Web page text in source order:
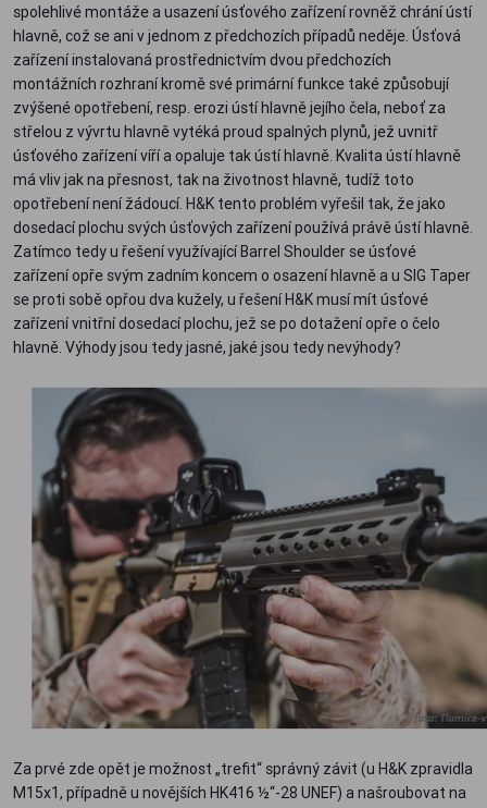
spolehlivé montáže a usazení úsťového zařízení rovněž chrání ústí
hlavně, což se ani v jednom z předchozích případů neděje. Úsťová
zařízení instalovaná prostřednictvím dvou předchozích
montážních rozhraní kromě své primární funkce také způsobují
zvýšené opotřebení, resp. erozi ústí hlavně jejího čela, neboť za
střelou z vývrtu hlavně vytéká proud spalných plynů, jež uvnitř
úsťového zařízení víří a opaluje tak ústí hlavně. Kvalita ústí hlavně
má vliv jak na přesnost, tak na životnost hlavně, tudíž toto
opotřebení není žádoucí. H&K tento problém vyřešil tak, že jako
dosedací plochu svých úsťových zařízení používá právě ústí hlavně.
Zatímco tedy u řešení využívající Barrel Shoulder se úsťové
zařízení opře svým zadním koncem o osazení hlavně a u SIG Taper
se proti sobě opřou dva kužely, u řešení H&K musí mít úsťové
zařízení vnitřní dosedací plochu, jež se po dotažení opře o čelo
hlavně. Výhody jsou tedy jasné, jaké jsou tedy nevýhody?
Za prvé zde opět je možnost „trefit“ správný závit (u H&K zpravidla
M15x1, případně u novějších HK416 ½“-28 UNEF) a našroubovat na